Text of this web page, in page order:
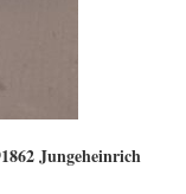
Jungeheinrich